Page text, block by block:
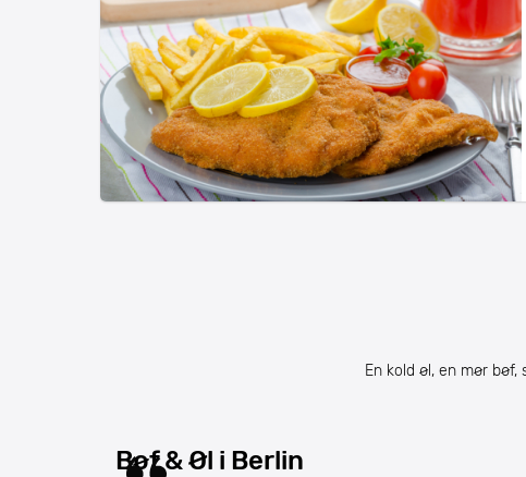
En kold øl, en mør
Bøf & Øl i Berlin